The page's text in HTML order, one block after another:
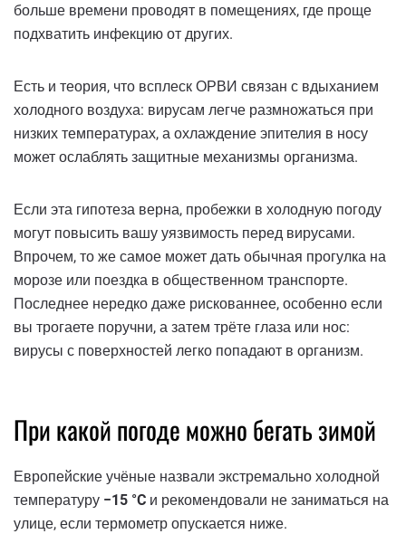
больше времени проводят в помещениях, где проще
подхватить инфекцию от других.
Есть и теория, что всплеск ОРВИ связан с вдыханием
холодного воздуха: вирусам легче размножаться при
низких температурах, а охлаждение эпителия в носу
может ослаблять защитные механизмы организма.
Если эта гипотеза верна, пробежки в холодную погоду
могут повысить вашу уязвимость перед вирусами.
Впрочем, то же самое может дать обычная прогулка на
морозе или поездка в общественном транспорте.
Последнее нередко даже рискованнее, особенно если
вы трогаете поручни, а затем трёте глаза или нос:
вирусы с поверхностей легко попадают в организм.
При какой погоде можно бегать зимой
Европейские учёные назвали экстремально холодной
температуру −15 °C и рекомендовали не заниматься на
улице, если термометр опускается ниже.